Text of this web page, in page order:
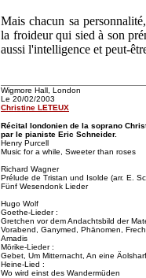
Mais chacun sa
la froideur qui sied à son
aussi l'intelligence et peut-
Wigmore Hall, London
Le 20/02/2003
Christine LETEUX
Récital londonien de la soprano
par le pianiste Eric Schneider.
Henry Purcell
Music for a while, Sweeter than roses
Richard Wagner
Prélude de Tristan und Isolde (arr. E.
Fünf Wesendonk Lieder
Hugo Wolf
Goethe-Lieder :
Gretchen vor dem Andachtsbild der
Vorabend, Ganymed, Phänomen,
Amadis
Mörike-Lieder :
Gebet, Um Mitternacht, An eine
Heine-Lied :
Wo wird einst des Wandermüden